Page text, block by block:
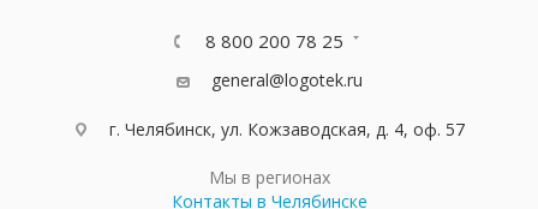
8 800 200 78 25
general@logotek.ru
г. Челябинск, ул. Кожзаводская, д. 4, оф. 57
Мы в регионах
Контакты в Челябинске